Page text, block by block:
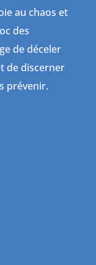
au chaos et
des
de déceler
de discerner
prévenir.